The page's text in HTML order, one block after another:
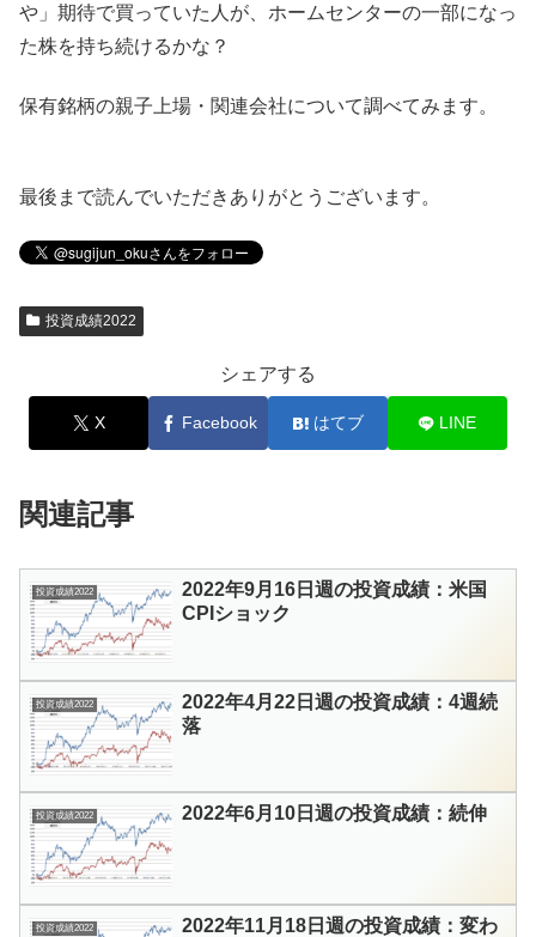
や」期待で買っていた人が、ホームセンターの一部になっ
た株を持ち続けるかな？
保有銘柄の親子上場・関連会社について調べてみます。
最後まで読んでいただきありがとうございます。
投資成績2022
シェアする
X Facebook はてブ LINE
関連記事
投資成績2022
2022年9月16日週の投資成績：米国
CPIショック
投資成績2022
2022年4月22日週の投資成績：4週続
落
投資成績2022 2022年6月10日週の投資成績：続伸
投資成績2022
2022年11月18日週の投資成績：変わ